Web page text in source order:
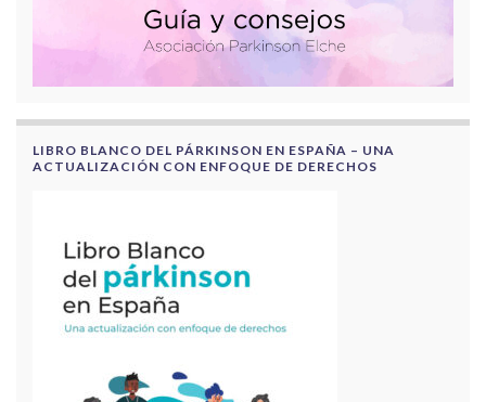
LIBRO BLANCO DEL PÁRKINSON EN ESPAÑA – UNA
ACTUALIZACIÓN CON ENFOQUE DE DERECHOS